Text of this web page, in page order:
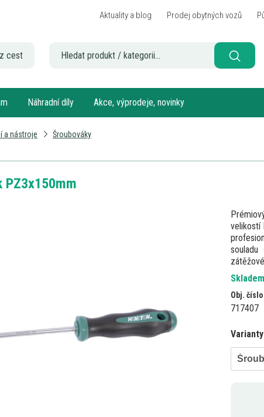
Aktuality a blog Prodej obytných vozů
cest
Náhradní díly Akce, výprodeje, novinky
a nástroje Šroubováky
PZ3x150mm
velikostí
Obj.
717407